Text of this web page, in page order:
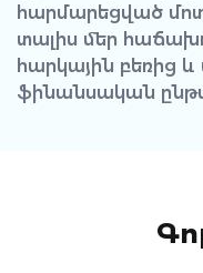
հարմարեցված
տալիս մեր
հարկային բեռից և
ֆինանսական